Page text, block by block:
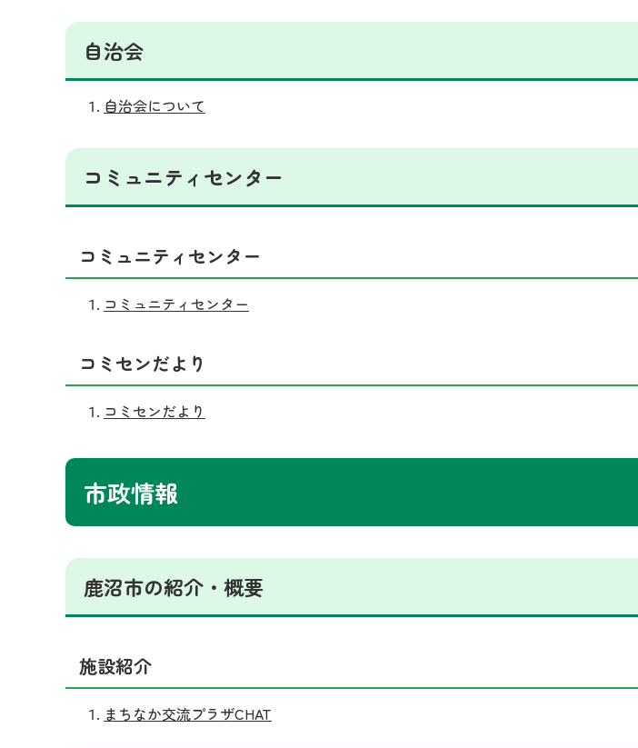
自治会
自治会について
コミュニティセンター
コミュニティセンター
コミュニティセンター
コミセンだより
コミセンだより
市政情報
鹿沼市の紹介・概要
施設紹介
まちなか交流プラザCHAT